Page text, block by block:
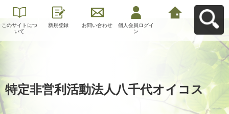
このサイトにつ
いて
新規登録 お問い合わせ
個人会員ログイ
ン
特定非営利活動法人八千代オイコス